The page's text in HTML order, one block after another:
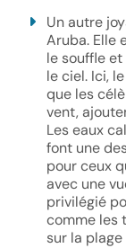
Un autre
Aruba. Elle
le souffle
le ciel. Ici,
que les
vent,
Les eaux
font une
pour ceux
avec une
privilégié
comme les
sur la